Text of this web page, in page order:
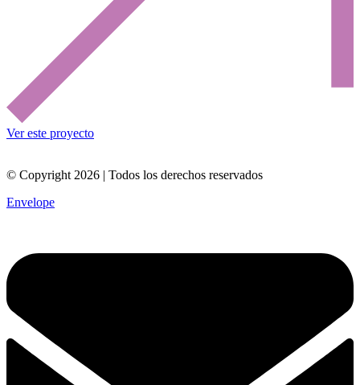
Ver este proyecto
© Copyright 2026 | Todos los derechos reservados
Envelope